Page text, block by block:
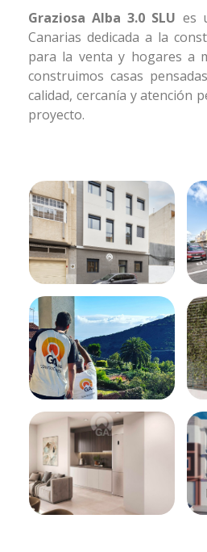
Graziosa Alba 3.0 SLU es
Canarias dedicada a la
para la venta y hogares a
construimos casas
calidad, cercanía y atención
proyecto.